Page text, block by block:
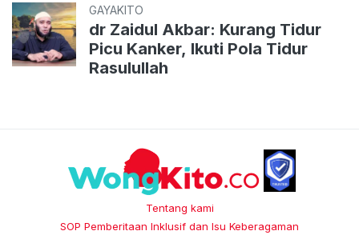
GAYAKITO
dr Zaidul Akbar: Kurang Tidur
Picu Kanker, Ikuti Pola Tidur
Rasulullah
Tentang kami
SOP Pemberitaan Inklusif dan Isu Keberagaman